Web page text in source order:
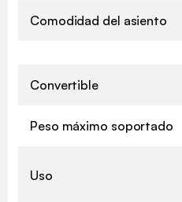
Comodidad del asiento
Convertible
Peso máximo soportado
Uso